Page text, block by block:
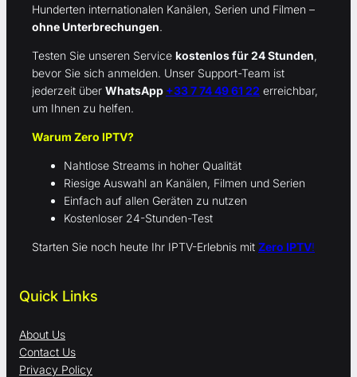
Hunderten internationalen Kanälen, Serien und Filmen –
ohne Unterbrechungen.
Testen Sie unseren Service kostenlos für 24 Stunden,
bevor Sie sich anmelden. Unser Support-Team ist
jederzeit über WhatsApp +33 7 74 49 61 22 erreichbar,
um Ihnen zu helfen.
Warum Zero IPTV?
Nahtlose Streams in hoher Qualität
Riesige Auswahl an Kanälen, Filmen und Serien
Einfach auf allen Geräten zu nutzen
Kostenloser 24-Stunden-Test
Starten Sie noch heute Ihr IPTV-Erlebnis mit Zero IPTV!
Quick Links
About Us
Contact Us
Privacy Policy